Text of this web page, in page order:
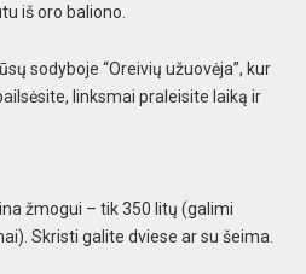
iš oro baliono.
sodyboje “Oreivių užuovėja”, kur
linksmai praleisite laiką ir
žmogui – tik 350 litų (galimi
Skristi galite dviese ar su šeima.